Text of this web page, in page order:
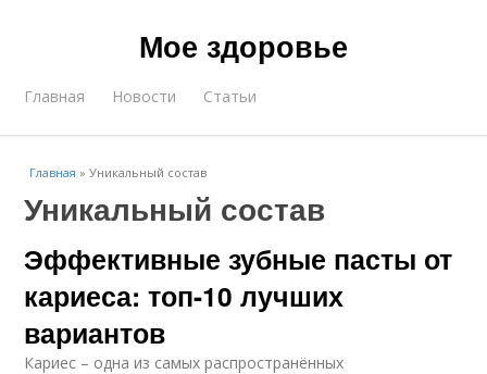
Мое здоровье
Главная Новости Статьи
Главная »Уникальный состав
Уникальный состав
Эффективные зубные пасты от
кариеса: топ-10 лучших
вариантов
Кариес – одна из самых распространённых